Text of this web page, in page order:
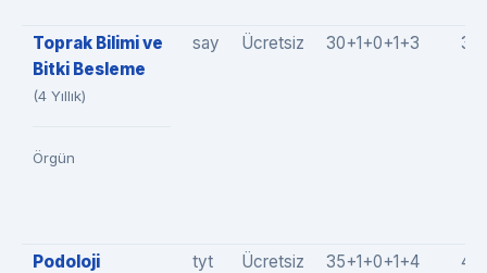
Toprak Bilimi ve
Bitki Besleme
(4 Yıllık)
Örgün
say Ücretsiz 30+1+0+1+3
Podoloji tyt Ücretsiz 35+1+0+1+4